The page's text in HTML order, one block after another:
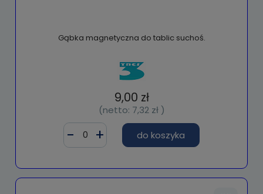
Gąbka magnetyczna do tablic suchoś.
9,00 zł
(netto: 7,32 zł)
do koszyka